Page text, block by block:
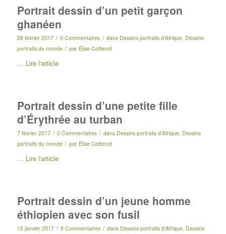
Portrait dessin d’un petit garçon
ghanéen
28 février 2017 / 0 Commentaires / dans Dessins portraits d'Afrique, Dessins
portraits du monde / par Élise Cottenot
… Lire l'article
Portrait dessin d’une petite fille
d’Érythrée au turban
7 février 2017 / 0 Commentaires / dans Dessins portraits d'Afrique, Dessins
portraits du monde / par Élise Cottenot
… Lire l'article
Portrait dessin d’un jeune homme
éthiopien avec son fusil
12 janvier 2017 / 0 Commentaires / dans Dessins portraits d'Afrique, Dessins